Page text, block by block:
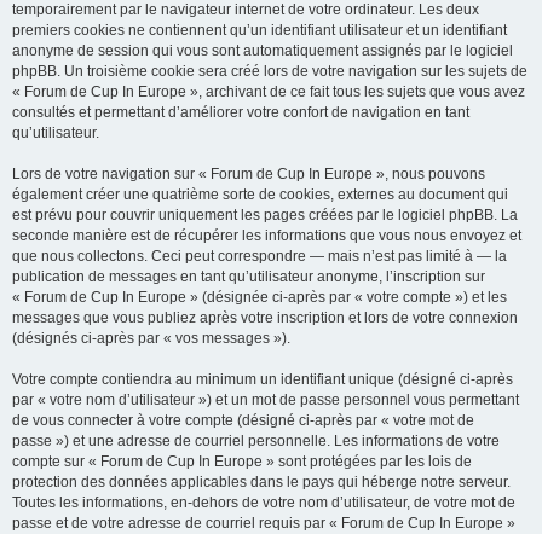
temporairement par le navigateur internet de votre ordinateur. Les deux
premiers cookies ne contiennent qu’un identifiant utilisateur et un identifiant
anonyme de session qui vous sont automatiquement assignés par le logiciel
phpBB. Un troisième cookie sera créé lors de votre navigation sur les sujets de
« Forum de Cup In Europe », archivant de ce fait tous les sujets que vous avez
consultés et permettant d’améliorer votre confort de navigation en tant
qu’utilisateur.
Lors de votre navigation sur « Forum de Cup In Europe », nous pouvons
également créer une quatrième sorte de cookies, externes au document qui
est prévu pour couvrir uniquement les pages créées par le logiciel phpBB. La
seconde manière est de récupérer les informations que vous nous envoyez et
que nous collectons. Ceci peut correspondre — mais n’est pas limité à — la
publication de messages en tant qu’utilisateur anonyme, l’inscription sur
« Forum de Cup In Europe » (désignée ci-après par « votre compte ») et les
messages que vous publiez après votre inscription et lors de votre connexion
(désignés ci-après par « vos messages »).
Votre compte contiendra au minimum un identifiant unique (désigné ci-après
par « votre nom d’utilisateur ») et un mot de passe personnel vous permettant
de vous connecter à votre compte (désigné ci-après par « votre mot de
passe ») et une adresse de courriel personnelle. Les informations de votre
compte sur « Forum de Cup In Europe » sont protégées par les lois de
protection des données applicables dans le pays qui héberge notre serveur.
Toutes les informations, en-dehors de votre nom d’utilisateur, de votre mot de
passe et de votre adresse de courriel requis par « Forum de Cup In Europe »